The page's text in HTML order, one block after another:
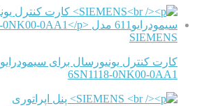
SIEMENS
کارت کنترل یونیورسال برای سیمودرایو611 مدل
6SN1118-0NK00-0AA1